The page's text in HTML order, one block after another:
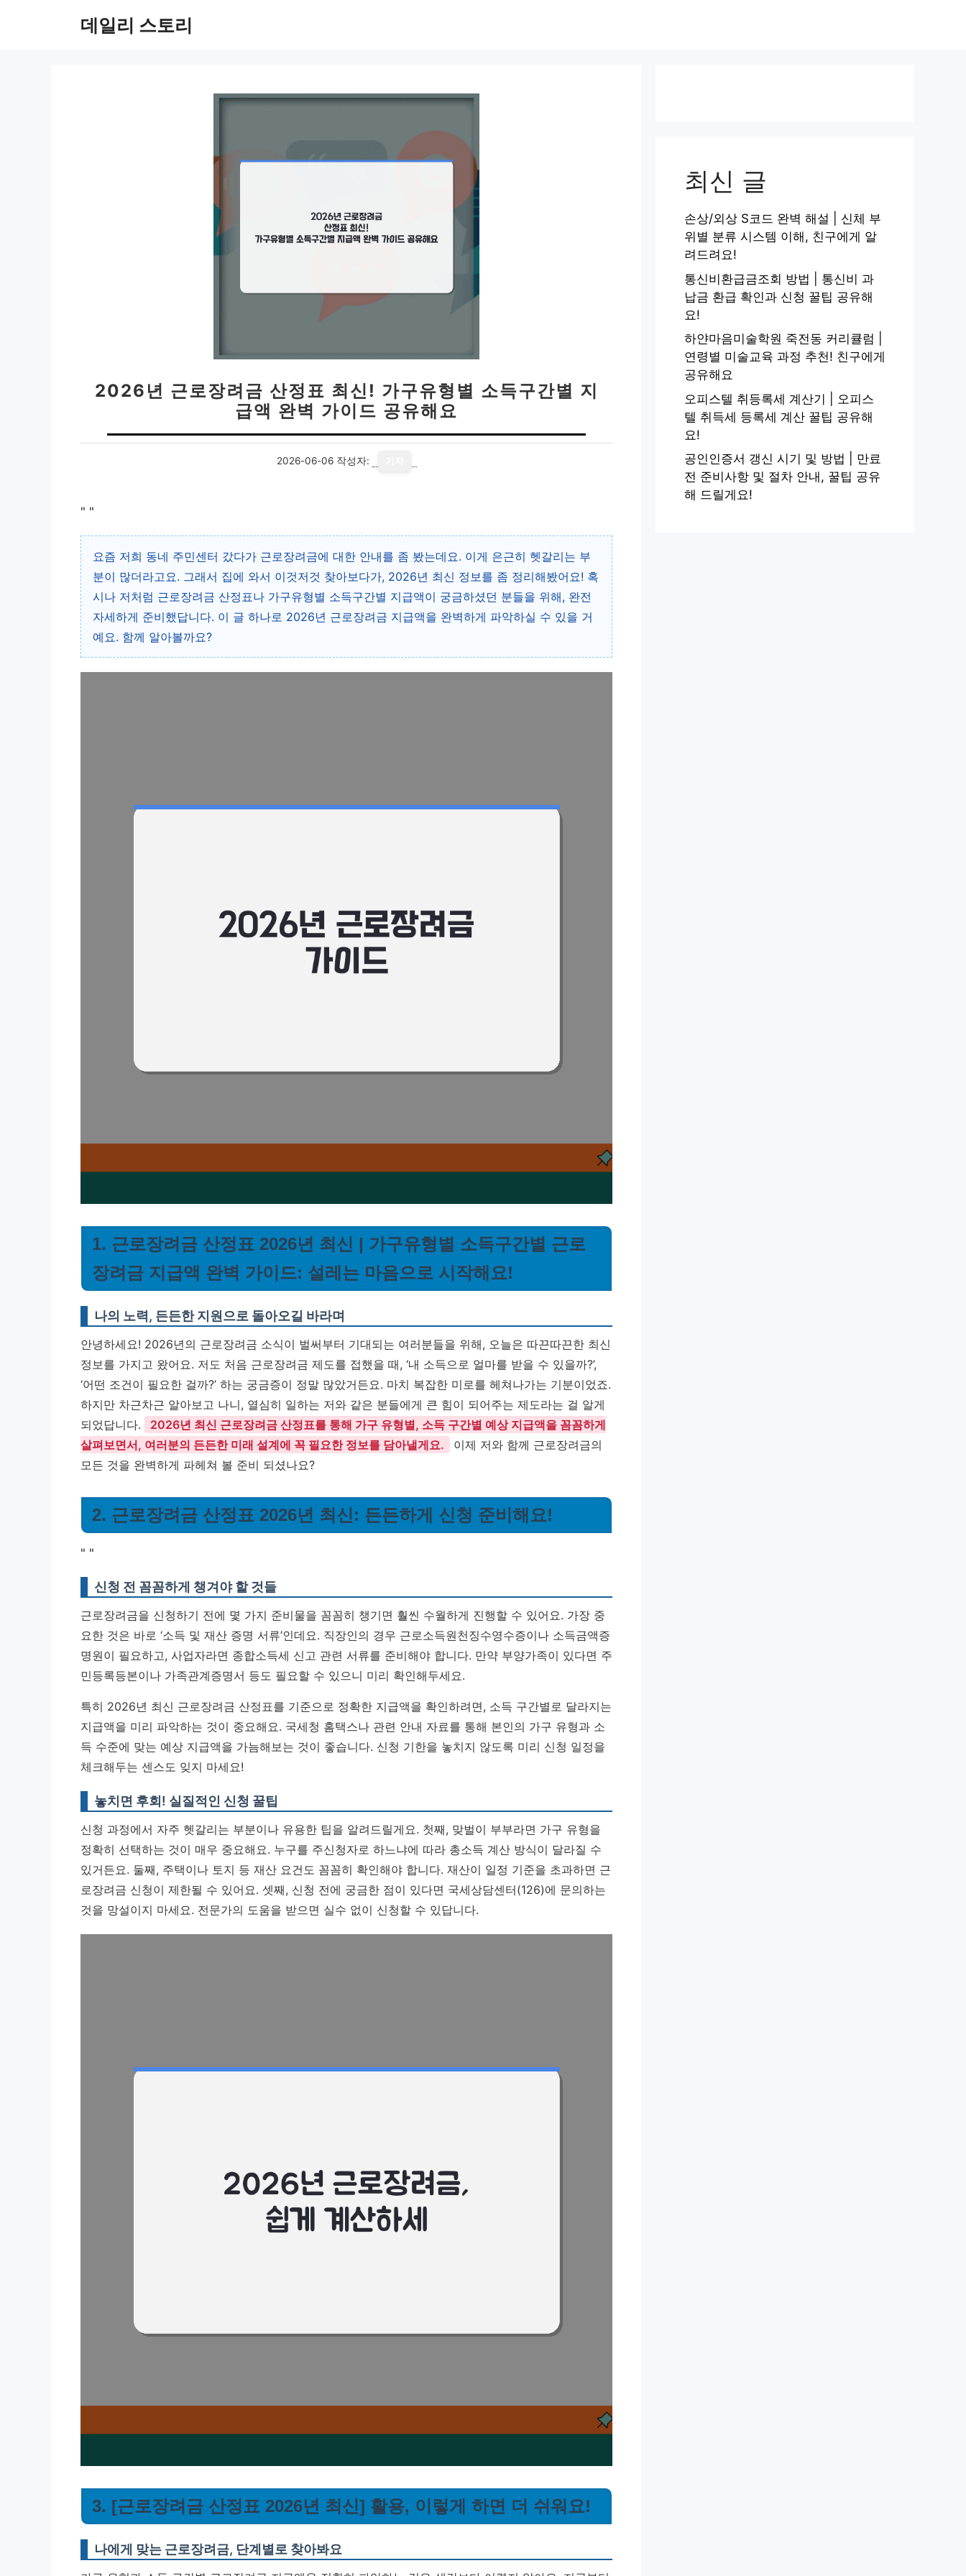
데일리 스토리
2026년 근로장려금 산정표 최신! 가구유형별 소득구간별 지
급액 완벽 가이드 공유해요
2026-06-06 작성자:
" "
요즘 저희 동네 주민센터 갔다가 근로장려금에 대한 안내를 좀 봤는데요. 이게 은근히 헷갈리는 부
분이 많더라고요. 그래서 집에 와서 이것저것 찾아보다가, 2026년 최신 정보를 좀 정리해봤어요! 혹
시나 저처럼 근로장려금 산정표나 가구유형별 소득구간별 지급액이 궁금하셨던 분들을 위해, 완전
자세하게 준비했답니다. 이 글 하나로 2026년 근로장려금 지급액을 완벽하게 파악하실 수 있을 거
예요. 함께 알아볼까요?
1. 근로장려금 산정표 2026년 최신 | 가구유형별 소득구간별 근로
장려금 지급액 완벽 가이드: 설레는 마음으로 시작해요!
나의 노력, 든든한 지원으로 돌아오길 바라며
안녕하세요! 2026년의 근로장려금 소식이 벌써부터 기대되는 여러분들을 위해, 오늘은 따끈따끈한 최신
정보를 가지고 왔어요. 저도 처음 근로장려금 제도를 접했을 때, ‘내 소득으로 얼마를 받을 수 있을까?’,
‘어떤 조건이 필요한 걸까?’ 하는 궁금증이 정말 많았거든요. 마치 복잡한 미로를 헤쳐나가는 기분이었죠.
하지만 차근차근 알아보고 나니, 열심히 일하는 저와 같은 분들에게 큰 힘이 되어주는 제도라는 걸 알게
되었답니다.
2026년 최신 근로장려금 산정표를 통해 가구 유형별, 소득 구간별 예상 지급액을 꼼꼼하게
살펴보면서, 여러분의 든든한 미래 설계에 꼭 필요한 정보를 담아낼게요.
이제 저와 함께 근로장려금의
모든 것을 완벽하게 파헤쳐 볼 준비 되셨나요?
2. 근로장려금 산정표 2026년 최신: 든든하게 신청 준비해요!
" "
신청 전 꼼꼼하게 챙겨야 할 것들
근로장려금을 신청하기 전에 몇 가지 준비물을 꼼꼼히 챙기면 훨씬 수월하게 진행할 수 있어요. 가장 중
요한 것은 바로 ‘소득 및 재산 증명 서류’인데요. 직장인의 경우 근로소득원천징수영수증이나 소득금액증
명원이 필요하고, 사업자라면 종합소득세 신고 관련 서류를 준비해야 합니다. 만약 부양가족이 있다면 주
민등록등본이나 가족관계증명서 등도 필요할 수 있으니 미리 확인해두세요.
특히 2026년 최신 근로장려금 산정표를 기준으로 정확한 지급액을 확인하려면, 소득 구간별로 달라지는
지급액을 미리 파악하는 것이 중요해요. 국세청 홈택스나 관련 안내 자료를 통해 본인의 가구 유형과 소
득 수준에 맞는 예상 지급액을 가늠해보는 것이 좋습니다. 신청 기한을 놓치지 않도록 미리 신청 일정을
체크해두는 센스도 잊지 마세요!
놓치면 후회! 실질적인 신청 꿀팁
신청 과정에서 자주 헷갈리는 부분이나 유용한 팁을 알려드릴게요. 첫째, 맞벌이 부부라면 가구 유형을
정확히 선택하는 것이 매우 중요해요. 누구를 주신청자로 하느냐에 따라 총소득 계산 방식이 달라질 수
있거든요. 둘째, 주택이나 토지 등 재산 요건도 꼼꼼히 확인해야 합니다. 재산이 일정 기준을 초과하면 근
로장려금 신청이 제한될 수 있어요. 셋째, 신청 전에 궁금한 점이 있다면 국세상담센터(126)에 문의하는
것을 망설이지 마세요. 전문가의 도움을 받으면 실수 없이 신청할 수 있답니다.
3. [근로장려금 산정표 2026년 최신] 활용, 이렇게 하면 더 쉬워요!
나에게 맞는 근로장려금, 단계별로 찾아봐요
최신 글
손상/외상 S코드 완벽 해설 | 신체 부
위별 분류 시스템 이해, 친구에게 알
려드려요!
통신비환급금조회 방법 | 통신비 과
납금 환급 확인과 신청 꿀팁 공유해
요!
하얀마음미술학원 죽전동 커리큘럼 |
연령별 미술교육 과정 추천! 친구에게
공유해요
오피스텔 취등록세 계산기 | 오피스
텔 취득세 등록세 계산 꿀팁 공유해
요!
공인인증서 갱신 시기 및 방법 | 만료
전 준비사항 및 절차 안내, 꿀팁 공유
해 드릴게요!